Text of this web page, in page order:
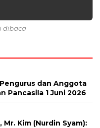
dibaca
Pengurus dan Anggota
Pancasila 1 Juni 2026
Kim (Nurdin Syam):